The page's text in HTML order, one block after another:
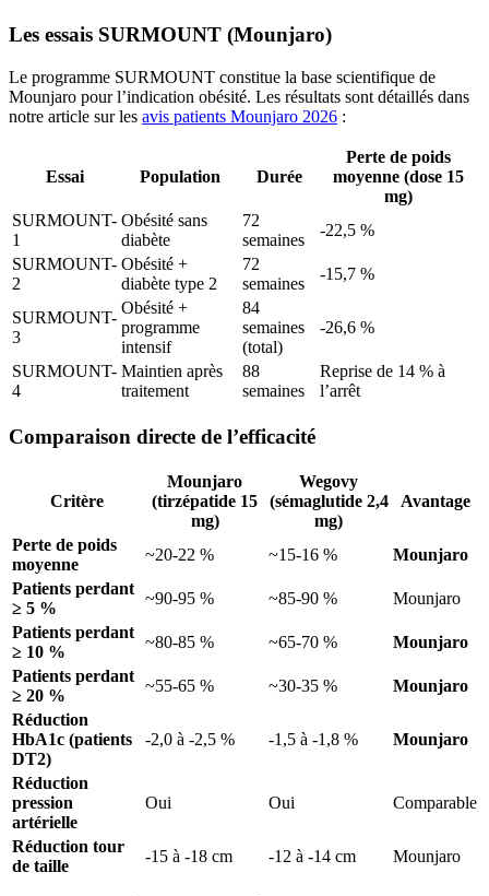
Les essais SURMOUNT (Mounjaro)
Le programme SURMOUNT constitue la base scientifique de
Mounjaro pour l’indication obésité. Les résultats sont détaillés dans
notre article sur les avis patients Mounjaro 2026 :
Essai Population Durée
Perte de poids
moyenne (dose 15
mg)
SURMOUNT-
1
Obésité sans
diabète
72
semaines
-22,5 %
SURMOUNT-
2
Obésité +
diabète type 2
72
semaines
-15,7 %
SURMOUNT-
3
Obésité +
programme
intensif
84
semaines
(total)
-26,6 %
SURMOUNT-
4
Maintien après
traitement
88
semaines
Reprise de 14 % à
l’arrêt
Comparaison directe de l’efficacité
Critère
Mounjaro
(tirzépatide 15
mg)
Wegovy
(sémaglutide 2,4
mg)
Avantage
Perte de poids
moyenne
~20-22 % ~15-16 %
Mounjaro
Patients perdant
≥ 5 %
~90-95 % ~85-90 %
Mounjaro
Patients perdant
≥ 10 %
~80-85 % ~65-70 %
Mounjaro
Patients perdant
≥ 20 %
~55-65 % ~30-35 %
Mounjaro
Réduction
HbA1c (patients
DT2)
-2,0 à -2,5 % -1,5 à -1,8 % Mounjaro
Réduction
pression
artérielle
Oui Oui Comparable
Réduction tour
de taille
-15 à -18 cm -12 à -14 cm Mounjaro